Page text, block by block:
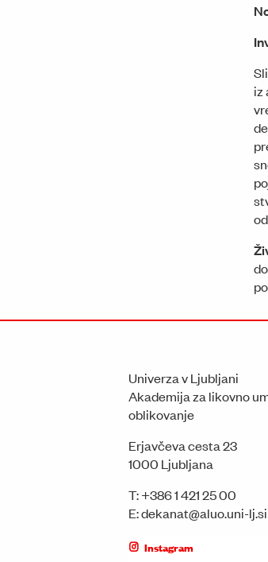
iz
Univerza v Ljubljani
Akademija za likovno
oblikovanje
Erjavčeva cesta 23
1000 Ljubljana
T:+386 1 421 25 00
E:dekanat@aluo.uni-lj.si
Instagram